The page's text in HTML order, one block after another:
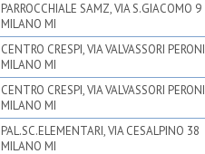
PARROCCHIALE SAMZ, VIA S.GIACOMO 9
MILANO MI
CENTRO CRESPI, VIA VALVASSORI
MILANO MI
CENTRO CRESPI, VIA VALVASSORI
MILANO MI
PAL.SC.ELEMENTARI, VIA CESALPINO 38
MILANO MI